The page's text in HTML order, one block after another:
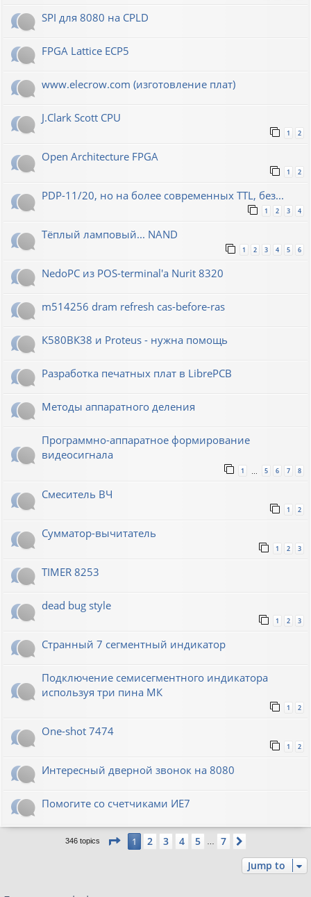
SPI для 8080 на CPLD
FPGA Lattice ECP5
www.elecrow.com (изготовление плат)
J.Clark Scott CPU
1 2
Open Architecture FPGA
1 2
PDP-11/20, но на более современных TTL, без...
1 2 3 4
Тёплый ламповый... NAND
1 2 3 4 5 6
NedoPC из POS-terminal'а Nurit 8320
m514256 dram refresh cas-before-ras
К580ВК38 и Proteus - нужна помощь
Разработка печатных плат в LibrePCB
Методы аппаратного деления
Программно-аппаратное формирование
видеосигнала
1 5 6 7 8
Смеситель ВЧ
1 2
Сумматор-вычитатель
1 2 3
TIMER 8253
dead bug style
1 2 3
Странный 7 сегментный индикатор
Подключение семисегментного индикатора
используя три пина МК
1 2
One-shot 7474
1 2
Интересный дверной звонок на 8080
Помогите со счетчиками ИЕ7
346 topics Page 1of7
1 2 3 4 5 7
Jump to